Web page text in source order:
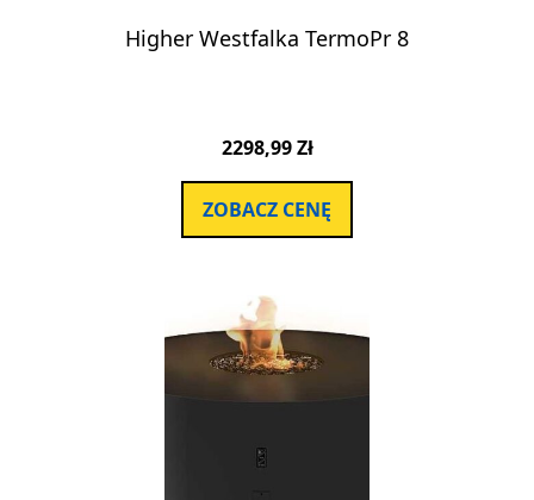
Higher Westfalka TermoPr 8
2298,99Zł
ZOBACZ CENĘ